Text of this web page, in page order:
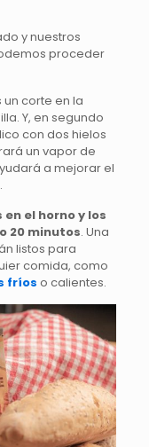
y nuestros
proceder
corte en la
Y, en segundo
con dos hielos
un vapor de
a mejorar el
el horno y los
20 minutos. Una
listos para
comida, como
fríos o calientes.